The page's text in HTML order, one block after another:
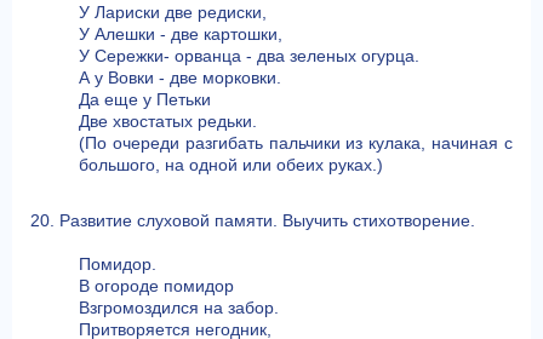
У Лариски две редиски,
У Алешки - две картошки,
У Сережки- орванца - два зеленых огурца.
А у Вовки - две морковки.
Да еще у Петьки
Две хвостатых редьки.
(По очереди разгибать пальчики из кулака, начиная с
большого, на одной или обеих руках.)
20. Развитие слуховой памяти. Выучить стихотворение.
Помидор.
В огороде помидор
Взгромоздился на забор.
Притворяется негодник,